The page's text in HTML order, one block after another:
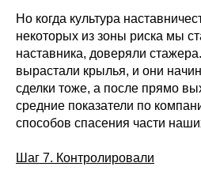
Но когда культура
некоторых из зоны риска мы
наставника, доверяли
вырастали крылья, и они
сделки тоже, а после прямо
средние показатели по
способов спасения части
Шаг 7. Контролировали